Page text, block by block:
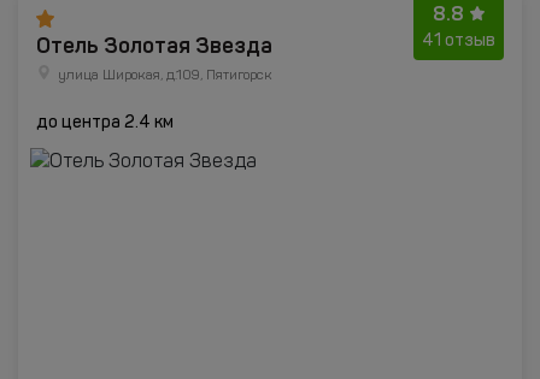
8.8
41 отзыв
Отель Золотая Звезда
улица Широкая, д.109, Пятигорск
до центра 2.4 км